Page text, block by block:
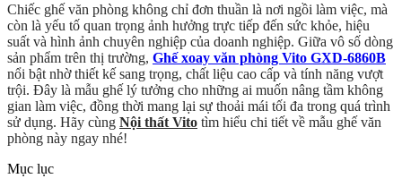
Chiếc ghế văn phòng không chỉ đơn thuần là nơi ngồi làm việc, mà
còn là yếu tố quan trọng ảnh hưởng trực tiếp đến sức khỏe, hiệu
suất và hình ảnh chuyên nghiệp của doanh nghiệp. Giữa vô số dòng
sản phẩm trên thị trường, Ghế xoay văn phòng Vito GXD-6860B
nổi bật nhờ thiết kế sang trọng, chất liệu cao cấp và tính năng vượt
trội. Đây là mẫu ghế lý tưởng cho những ai muốn nâng tầm không
gian làm việc, đồng thời mang lại sự thoải mái tối đa trong quá trình
sử dụng. Hãy cùng Nội thất Vito tìm hiểu chi tiết về mẫu ghế văn
phòng này ngay nhé!
Mục lục